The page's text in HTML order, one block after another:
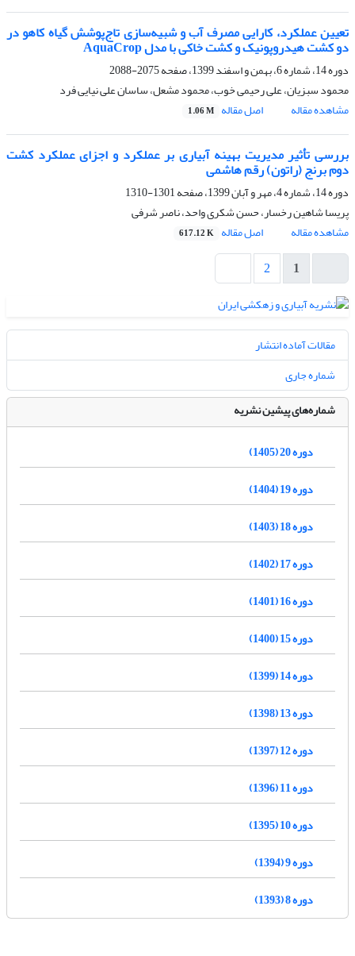
تعیین عملکرد، کارایی مصرف آب و شبیه‌سازی تاج‌پوشش گیاه کاهو در
دو کشت هیدروپونیک و کشت خاکی با مدل AquaCrop
دوره 14، شماره 6، بهمن و اسفند 1399، صفحه
2075-2088
محمود سبزیان، علی رحیمی خوب، محمود مشعل، ساسان علی نیایی فرد
مشاهده مقاله
اصل مقاله 1.06 M
بررسی تأثیر مدیریت بهینه آبیاری بر عملکرد و اجزای عملکرد کشت
دوم برنج (راتون) رقم هاشمی
دوره 14، شماره 4، مهر و آبان 1399، صفحه
1301-1310
پریسا شاهین رخسار، حسن شکری واحد، ناصر شرفی
مشاهده مقاله
اصل مقاله 617.12 K
1
2
مقالات آماده انتشار
شماره جاری
شماره‌های پیشین نشریه
دوره 20 (1405)
دوره 19 (1404)
دوره 18 (1403)
دوره 17 (1402)
دوره 16 (1401)
دوره 15 (1400)
دوره 14 (1399)
دوره 13 (1398)
دوره 12 (1397)
دوره 11 (1396)
دوره 10 (1395)
دوره 9 (1394)
دوره 8 (1393)